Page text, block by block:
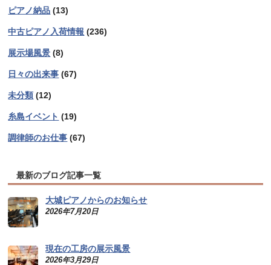
ピアノ納品 (13)
中古ピアノ入荷情報 (236)
展示場風景 (8)
日々の出来事 (67)
未分類 (12)
糸島イベント (19)
調律師のお仕事 (67)
最新のブログ記事一覧
大城ピアノからのお知らせ
2026年7月20日
現在の工房の展示風景
2026年3月29日